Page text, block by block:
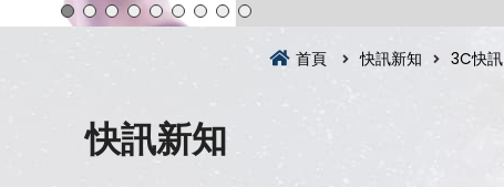
首頁 快訊新知 3C快訊
快訊新知